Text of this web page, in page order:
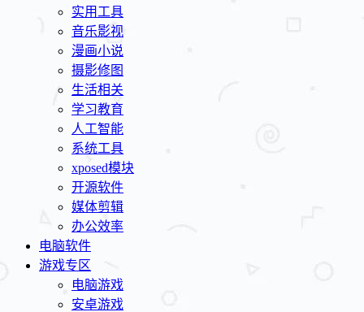
实用工具
音乐影视
漫画小说
摄影修图
生活相关
学习教育
人工智能
系统工具
xposed模块
开源软件
媒体剪辑
办公效率
电脑软件
游戏专区
电脑游戏
安卓游戏